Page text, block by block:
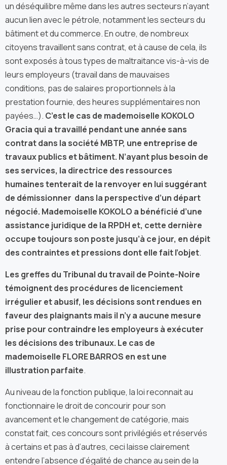
un déséquilibre même dans les autres secteurs n’ayant
aucun lien avec le pétrole, notamment les secteurs du
bâtiment et du commerce. En outre, de nombreux
citoyens travaillent sans contrat, et à cause de cela, ils
sont exposés à tous types de maltraitance vis-à-vis de
leurs employeurs (travail dans de mauvaises
conditions, pas de salaires proportionnels à la
prestation fournie, des heures supplémentaires non
payées…). C’est le cas de mademoiselle KOKOLO
Gracia qui a travaillé pendant une année sans
contrat dans la société MBTP, une entreprise de
travaux publics et bâtiment. N’ayant plus besoin de
ses services, la directrice des ressources
humaines tenterait de la renvoyer en lui suggérant
de démissionner dans la perspective d’un départ
négocié. Mademoiselle KOKOLO a bénéficié d’une
assistance juridique de la RPDH et, cette dernière
occupe toujours son poste jusqu’à ce jour, en dépit
des contraintes et pressions dont elle fait l’objet.
Les greffes du Tribunal du travail de Pointe-Noire
témoignent des procédures de licenciement
irrégulier et abusif, les décisions sont rendues en
faveur des plaignants mais il n’y a aucune mesure
prise pour contraindre les employeurs à exécuter
les décisions des tribunaux. Le cas de
mademoiselle FLORE BARROS en est une
illustration parfaite.
Au niveau de la fonction publique, la loi reconnait au
fonctionnaire le droit de concourir pour son
avancement et le changement de catégorie, mais
constat fait, ces concours sont privilégiés et réservés
à certains et pas à d’autres, ceci laisse clairement
entendre l’absence d’égalité de chance au sein de la